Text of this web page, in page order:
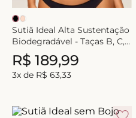
Sutiã Ideal Alta Sustentação
Biodegradável - Taças B, C,
D e DD
R$ 189,99
3x de R$ 63,33